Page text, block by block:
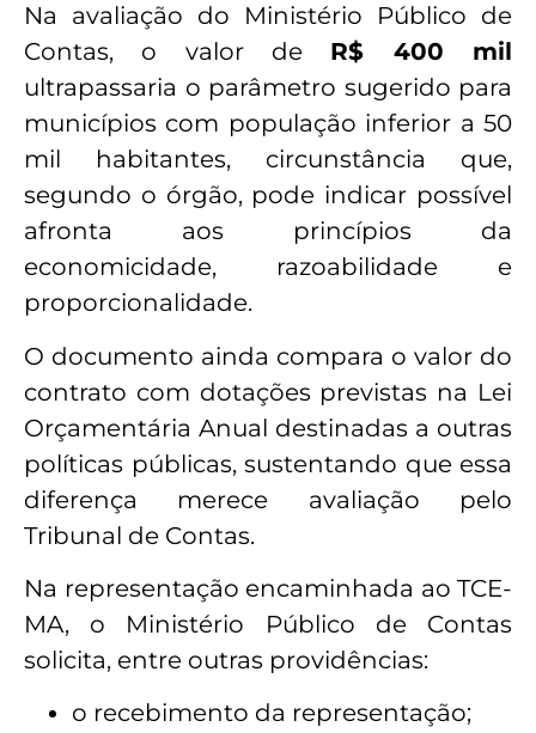
Na avaliação do Ministério Público de
Contas, o valor de R$ 400 mil
ultrapassaria o parâmetro sugerido para
municípios com população inferior a 50
mil habitantes, circunstância que,
segundo o órgão, pode indicar possível
afronta aos princípios da
economicidade, razoabilidade e
proporcionalidade.
O documento ainda compara o valor do
contrato com dotações previstas na Lei
Orçamentária Anual destinadas a outras
políticas públicas, sustentando que essa
diferença merece avaliação pelo
Tribunal de Contas.
Na representação encaminhada ao TCE-
MA, o Ministério Público de Contas
solicita, entre outras providências:
o recebimento da representação;